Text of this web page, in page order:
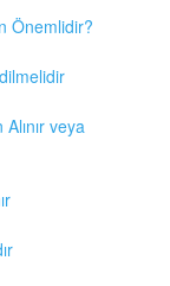
Önemlidir?
veya